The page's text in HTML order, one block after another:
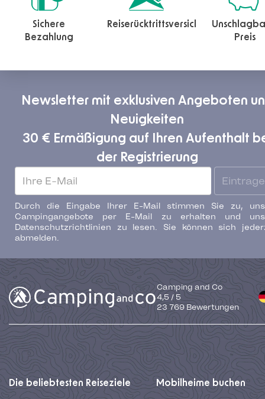
Sichere
Bezahlung
Reiserücktrittsversicherung
Preis
Newsletter mit exklusiven Angeboten
Neuigkeiten
30 € Ermäßigung auf Ihren Aufenthalt
der Registrierung
Durch die Eingabe Ihrer E-Mail stimmen Sie zu,
Campingangebote per E-Mail zu erhalten und
Datenschutzrichtlinien zu lesen. Sie können sich
abmelden.
Camping and Co
4,5 / 5
23 769Bewertungen
Die beliebtesten Reiseziele Mobilheime buchen